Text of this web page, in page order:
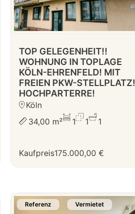
TOP GELEGENHEIT!!
WOHNUNG IN TOPLAGE
KÖLN-EHRENFELD! MIT
FREIEN PKW-STELLPLATZ!
HOCHPARTERRE!
Köln
34,00 m²
1 1 1
Kaufpreis175.000,00 €
Referenz Vermietet